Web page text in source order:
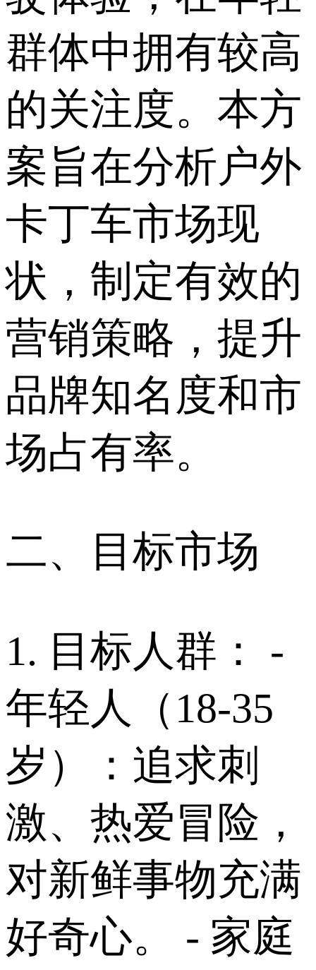
群体中拥有较高
的关注度。本方
案旨在分析户外
卡丁车市场现
状，制定有效的
营销策略，提升
品牌知名度和市
场占有率。
二、目标市场
1. 目标人群： -
年轻人（18-35
岁）：追求刺
激、热爱冒险，
对新鲜事物充满
好奇心。 - 家庭